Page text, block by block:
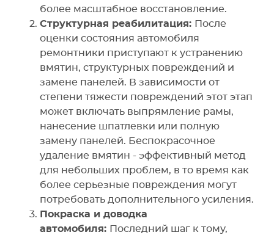
более масштабное восстановление.
Структурная реабилитация: После
оценки состояния автомобиля
ремонтники приступают к устранению
вмятин, структурных повреждений и
замене панелей. В зависимости от
степени тяжести повреждений этот этап
может включать выпрямление рамы,
нанесение шпатлевки или полную
замену панелей. Беспокрасочное
удаление вмятин - эффективный метод
для небольших проблем, в то время как
более серьезные повреждения могут
потребовать дополнительного усиления.
Покраска и доводка
автомобиля: Последний шаг к тому,